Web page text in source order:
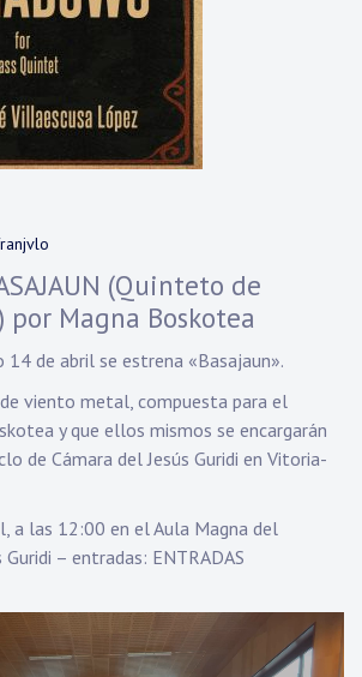
(Quinteto de
Magna Boskotea
de abril se estrena «Basajaun».
viento metal, compuesta para el
y que ellos mismos se encargarán
de Cámara del Jesús Guridi en Vitoria-
a las 12:00 en el Aula Magna del
Guridi – entradas: ENTRADAS